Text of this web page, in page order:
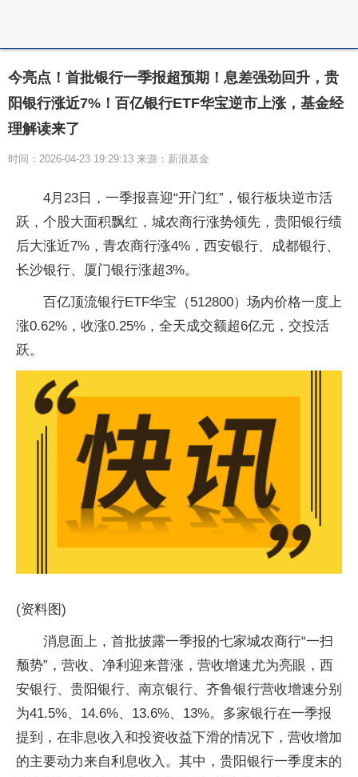
今亮点！首批银行一季报超预期！息差强劲回升，贵
阳银行涨近7%！百亿银行ETF华宝逆市上涨，基金经
理解读来了
时间：2026-04-23 19:29:13 来源：新浪基金
4月23日，一季报喜迎“开门红”，银行板块逆市活
跃，个股大面积飘红，城农商行涨势领先，贵阳银行绩
后大涨近7%，青农商行涨4%，西安银行、成都银行、
长沙银行、厦门银行涨超3%。
百亿顶流银行ETF华宝（512800）场内价格一度上
涨0.62%，收涨0.25%，全天成交额超6亿元，交投活
跃。
(资料图)
消息面上，首批披露一季报的七家城农商行“一扫
颓势”，营收、净利迎来普涨，营收增速尤为亮眼，西
安银行、贵阳银行、南京银行、齐鲁银行营收增速分别
为41.5%、14.6%、13.6%、13%。多家银行在一季报
提到，在非息收入和投资收益下滑的情况下，营收增加
的主要动力来自利息收入。其中，贵阳银行一季度末的